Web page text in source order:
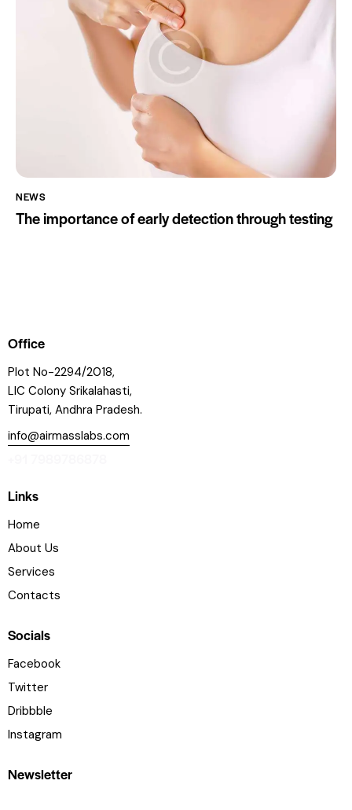
NEWS
The importance of early detection through testing
Office
Plot No-2294/2018,
LIC Colony Srikalahasti,
Tirupati, Andhra Pradesh.
info@airmasslabs.com
Links
Home
About Us
Services
Contacts
Socials
Facebook
Twitter
Dribbble
Instagram
Newsletter